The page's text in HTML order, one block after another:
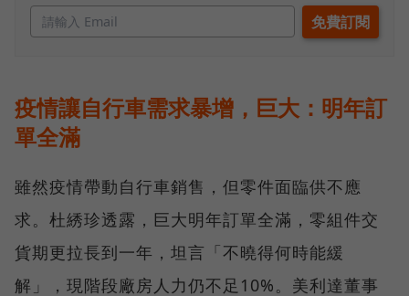
疫情讓自行車需求暴增，巨大：明年訂
單全滿
雖然疫情帶動自行車銷售，但零件面臨供不應
求。杜綉珍透露，巨大明年訂單全滿，零組件交
貨期更拉長到一年，坦言「不曉得何時能緩
解」，現階段廠房人力仍不足10%。美利達董事